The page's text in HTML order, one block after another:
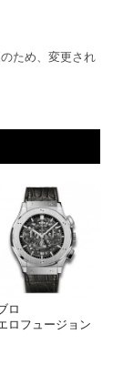
ため、変更され
ロ
ロフュージョン